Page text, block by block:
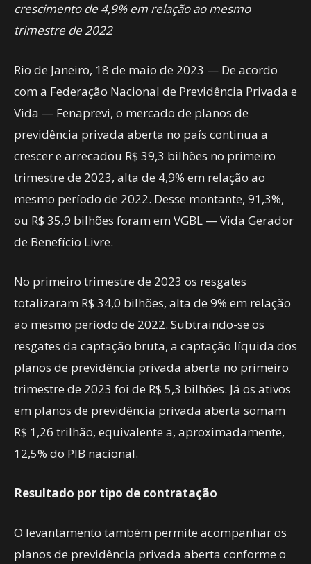
crescimento de 4,9% em relação ao mesmo
trimestre de 2022
Rio de Janeiro, 18 de maio de 2023 — De acordo
com a Federação Nacional de Previdência Privada e
Vida — Fenaprevi, o mercado de planos de
previdência privada aberta no país continua a
crescer e arrecadou R$ 39,3 bilhões no primeiro
trimestre de 2023, alta de 4,9% em relação ao
mesmo período de 2022. Desse montante, 91,3%,
ou R$ 35,9 bilhões foram em VGBL — Vida Gerador
de Benefício Livre.
No primeiro trimestre de 2023 os resgates
totalizaram R$ 34,0 bilhões, alta de 9% em relação
ao mesmo período de 2022. Subtraindo-se os
resgates da captação bruta, a captação líquida dos
planos de previdência privada aberta no primeiro
trimestre de 2023 foi de R$ 5,3 bilhões. Já os ativos
em planos de previdência privada aberta somam
R$ 1,26 trilhão, equivalente a, aproximadamente,
12,5% do PIB nacional.
Resultado por tipo de contratação
O levantamento também permite acompanhar os
planos de previdência privada aberta conforme o